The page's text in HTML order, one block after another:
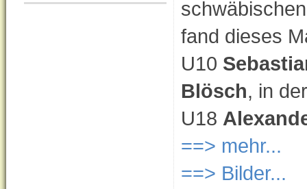
fand dieses
U10
Blösch, in
U18
==> mehr...
==> Bilder...